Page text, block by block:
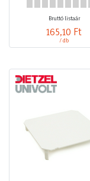
Bruttó listaár
165,10 Ft
/ db